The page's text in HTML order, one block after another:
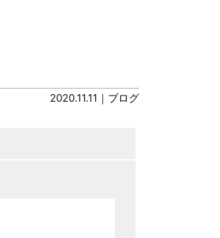
2020.11.11｜ ブログ